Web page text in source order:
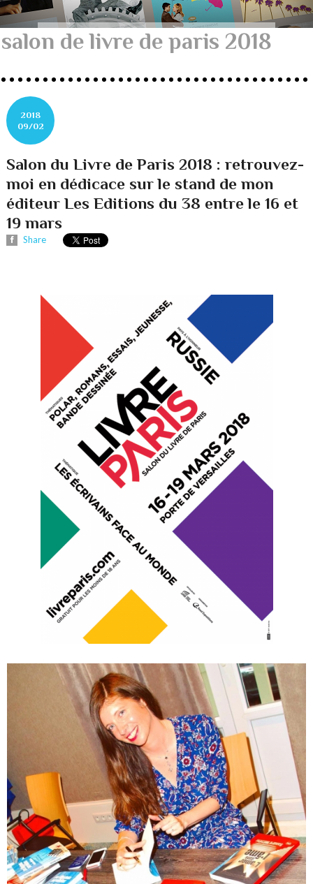
salon de livre de paris 2018
2018
09/02
Salon du Livre de Paris 2018 : retrouvez-
moi en dédicace sur le stand de mon
éditeur Les Editions du 38 entre le 16 et
19 mars
Share